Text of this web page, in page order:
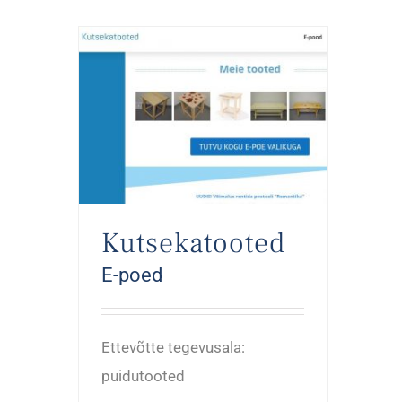
Kutsekatooted
E-poed
Ettevõtte tegevusala:
puidutooted